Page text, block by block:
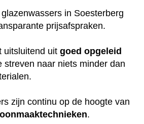
in Soesterberg
prijsafspraken.
uitsluitend uit goed opgeleid
streven naar niets minder dan
zijn continu op de hoogte van
.